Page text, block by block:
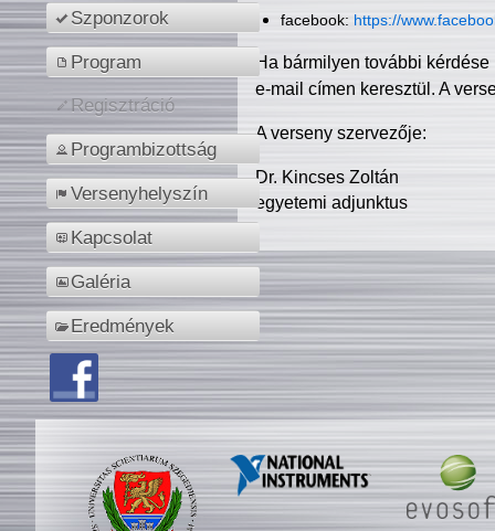
Szponzorok
Program
Regisztráció
Programbizottság
Versenyhelyszín
Kapcsolat
Galéria
Eredmények
facebook: https://
Ha bármilyen további
e-mail címen keresztül. A
A verseny szervezője:
Dr. Kincses Zoltán
egyetemi adjunktus